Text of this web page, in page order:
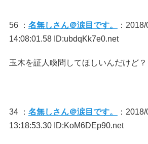
56 ： 名無しさん＠涙目です。
：
14:08:01.58 ID:ubdqKk7e0.net
玉木を証人喚問してほしいんだけど？
34 ： 名無しさん＠涙目です。
：
13:18:53.30 ID:KoM6DEp90.net